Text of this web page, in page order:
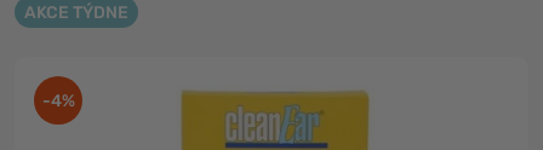
AKCE TÝDNE
-4%